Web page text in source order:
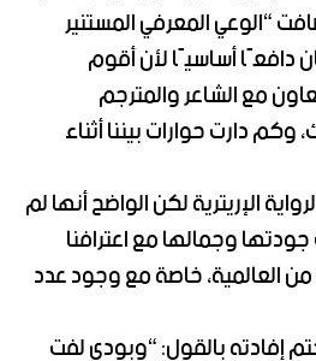
“الوعي المعرفي المستنير
دافعًا أساسيًا لأن أقوم
مع الشاعر والمترجم
دارت حوارات بيننا أثناء
الإريترية لكن الواضح أنها لم
وجمالها مع اعترافنا
العالمية، خاصة مع وجود عدد
إفادته بالقول: “وبودي لفت